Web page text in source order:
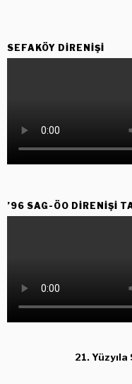
SEFAKÖY DIRENIŞI
’96 SAG-ÖO DİRENİŞİ
21.